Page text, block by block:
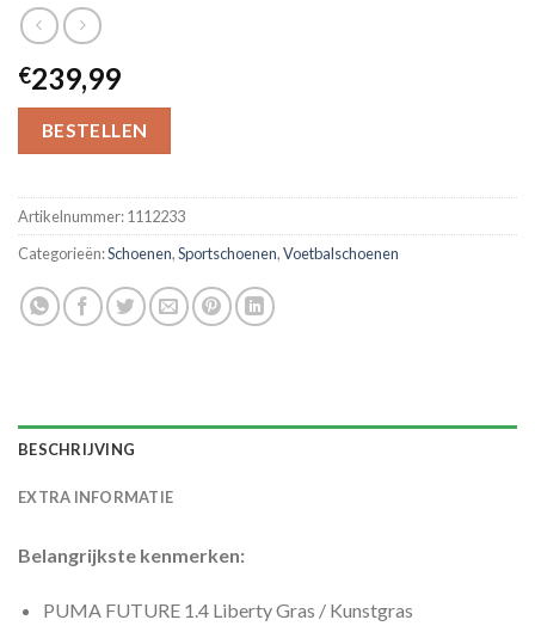
€239,99
BESTELLEN
Artikelnummer:1112233
Categorieën:Schoenen,Sportschoenen,Voetbalschoenen
BESCHRIJVING
EXTRA INFORMATIE
Belangrijkste kenmerken:
PUMA FUTURE 1.4 Liberty Gras / Kunstgras